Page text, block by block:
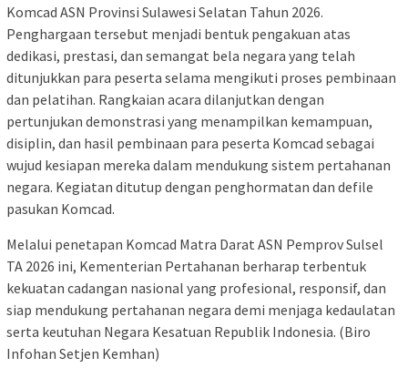
Komcad ASN Provinsi Sulawesi Selatan Tahun 2026.
Penghargaan tersebut menjadi bentuk pengakuan atas
dedikasi, prestasi, dan semangat bela negara yang telah
ditunjukkan para peserta selama mengikuti proses pembinaan
dan pelatihan. Rangkaian acara dilanjutkan dengan
pertunjukan demonstrasi yang menampilkan kemampuan,
disiplin, dan hasil pembinaan para peserta Komcad sebagai
wujud kesiapan mereka dalam mendukung sistem pertahanan
negara. Kegiatan ditutup dengan penghormatan dan defile
pasukan Komcad.
Melalui penetapan Komcad Matra Darat ASN Pemprov Sulsel
TA 2026 ini, Kementerian Pertahanan berharap terbentuk
kekuatan cadangan nasional yang profesional, responsif, dan
siap mendukung pertahanan negara demi menjaga kedaulatan
serta keutuhan Negara Kesatuan Republik Indonesia. (Biro
Infohan Setjen Kemhan)